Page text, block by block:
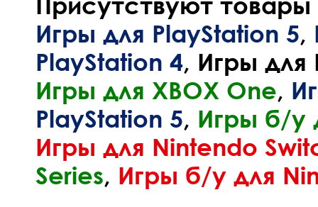
Игры для PlayStation 5,
PlayStation 4, Игры для
Игры для XBOX One,
PlayStation 5, Игры б/у
Игры для Nintendo
Series, Игры б/у для